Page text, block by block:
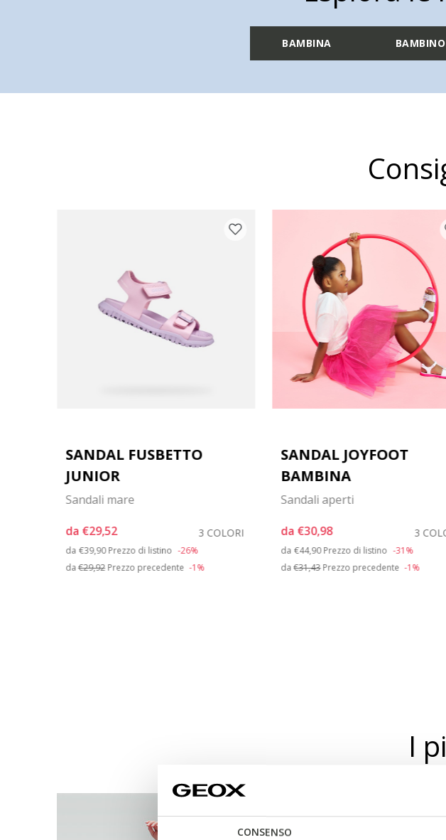
CONSENSO
BAMBINA BAMBINO
SANDAL FUSBETTO
JUNIOR
Sandali mare
da €29,52 3 COLORI
da Price reduced from
€39,90 to
Prezzo di listino -26%
da€29,92Prezzo precedente -1%
SANDAL JOYFOOT
BAMBINA
Sandali aperti
da €30,98 3
da Price reduced from
€44,90to
Prezzo di listino -31%
da€31,43Prezzo precedente -1%
I